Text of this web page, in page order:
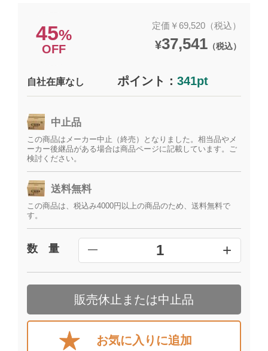
45%
OFF
定価￥69,520（税込）
¥37,541（税込）
自社在庫なし ポイント： 341pt
中止品
この商品はメーカー中止（終売）となりました。相当品やメ
ーカー後継品がある場合は商品ページに記載しています。ご
検討ください。
送料無料
この商品は、税込み4000円以上の商品のため、送料無料で
す。
数 量 ━ 1 +
販売休止または中止品
お気に入りに追加